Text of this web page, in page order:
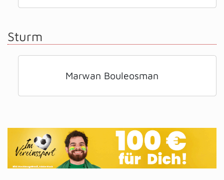
Sturm
Marwan Bouleosman